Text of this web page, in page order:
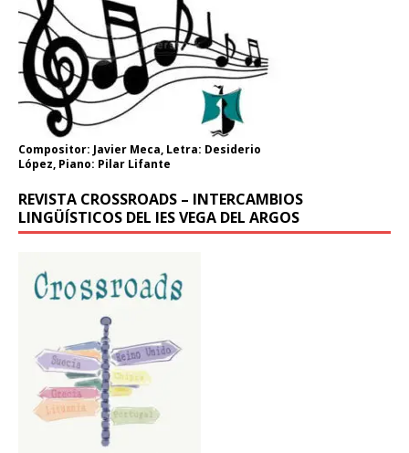
Compositor: Javier Meca, Letra: Desiderio
López, Piano: Pilar Lifante
REVISTA CROSSROADS – INTERCAMBIOS
LINGÜÍSTICOS DEL IES VEGA DEL ARGOS